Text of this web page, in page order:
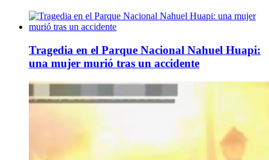
Tragedia en el Parque Nacional Nahuel Huapi:
una mujer murió tras un accidente